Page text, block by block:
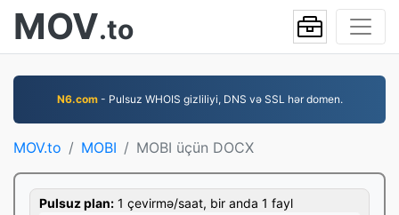
MOV.to
N6.com- Pulsuz WHOIS gizliliyi, DNS və SSL hər domen.
MOV.to MOBI MOBI üçün DOCX
Pulsuz plan: 1 çevirmə/saat, bir anda 1 fayl